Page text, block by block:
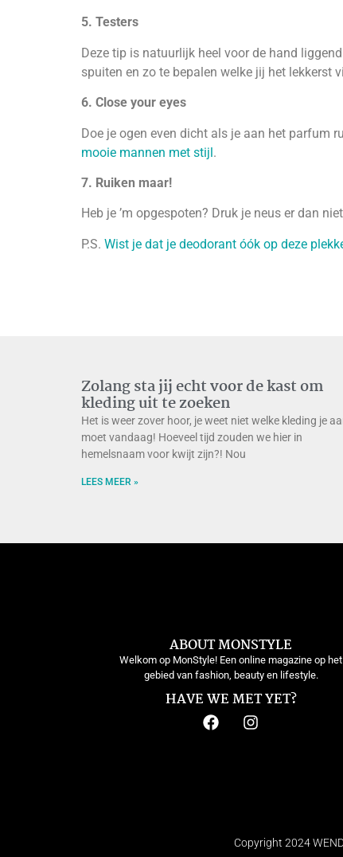
5. Testers
Deze tip is natuurlijk heel voor de hand
spuiten en zo te bepalen welke jij het lekkerst
6. Close your eyes
Doe je ogen even dicht als je aan het parfum
mooie mannen met stijl.
7. Ruiken maar!
Heb je ’m opgespoten? Druk je neus er dan
P.S. Wist je dat je deodorant óók op deze
Zolang sta jij echt voor de kast om
kleding uit te zoeken
Het is weer zover hoor, je weet niet welke kleding je
moet vandaag! Hoeveel tijd zouden we hier in
hemelsnaam voor kwijt zijn?! Nou
LEES MEER »
ABOUT MONSTYLE
Welkom op MonStyle! Een online magazine op het
gebied van fashion, beauty en lifestyle.
HAVE WE MET YET?
Copyright 2024